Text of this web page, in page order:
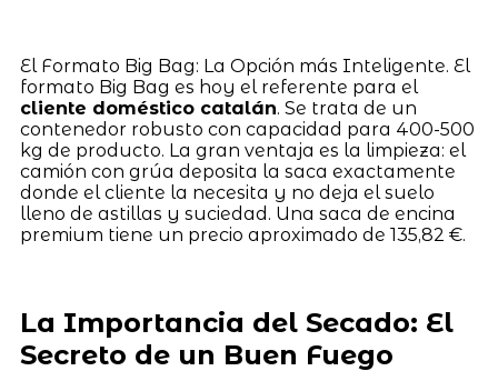
El Formato Big Bag: La Opción más Inteligente. El
formato Big Bag es hoy el referente para el
cliente doméstico catalán. Se trata de un
contenedor robusto con capacidad para 400-500
kg de producto. La gran ventaja es la limpieza: el
camión con grúa deposita la saca exactamente
donde el cliente la necesita y no deja el suelo
lleno de astillas y suciedad. Una saca de encina
premium tiene un precio aproximado de 135,82 €.
La Importancia del Secado: El
Secreto de un Buen Fuego